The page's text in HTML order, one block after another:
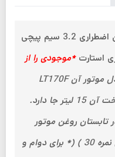
3.2
سیم پیچی
استارت *موجودی را از
جا دارد.
است در تابستان روغن موتور
(* برای دوام و